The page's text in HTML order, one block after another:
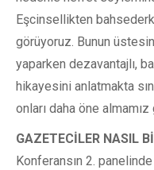
Eşcinsellikten
görüyoruz. Bunun
yaparken dezavantajlı,
hikayesini anlatmakta
onları daha öne almamız
GAZETECİLER NASIL
Konferansın 2.